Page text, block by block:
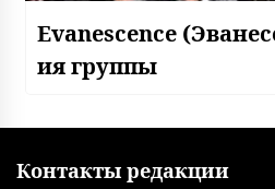
Evanescence
ия группы
Контакты редакции